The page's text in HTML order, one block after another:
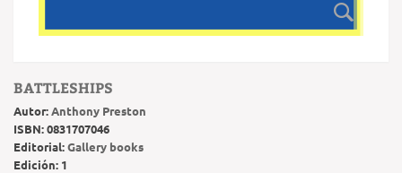
BATTLESHIPS
Autor:Anthony Preston
ISBN:0831707046
Editorial:Gallery books
Edición: 1